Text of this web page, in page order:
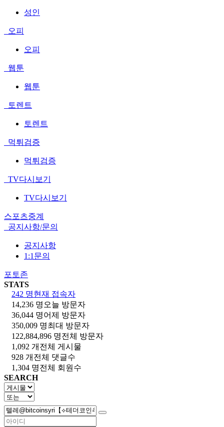
성인
오피
오피
웹툰
웹툰
토렌트
토렌트
먹튀검증
먹튀검증
TV다시보기
TV다시보기
스포츠중계
공지사항/문의
공지사항
1:1문의
포토존
STATS
242 명현재 접속자
14,236 명 오늘 방문자
36,044 명어제 방문자
350,009 명최대 방문자
122,884,896 명전체 방문자
1,092 개 전체 게시물
928 개 전체 댓글수
1,304 명전체 회원수
SEARCH